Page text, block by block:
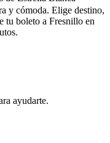
y cómoda. Elige destino,
tu boleto a Fresnillo en
ayudarte.